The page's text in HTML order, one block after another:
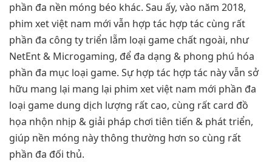
phần đa nền móng béo khác. Sau ấy, vào năm 2018,
phim xet việt nam mới vẫn hợp tác hợp tác cùng rất
phần đa công ty triển lẵm loại game chất ngoài, như
NetEnt & Microgaming, để đa dạng & phong phú hóa
phần đa mục loại game. Sự hợp tác hợp tác này vẫn sở
hữu mang lại mang lại phim xet việt nam mới phần đa
loại game dung dịch lượng rất cao, cùng rất card đồ
họa nhộn nhịp & giải pháp chơi tiên tiến & phát triển,
giúp nền móng này thông thường hơn so cùng rất
phần đa đối thủ.